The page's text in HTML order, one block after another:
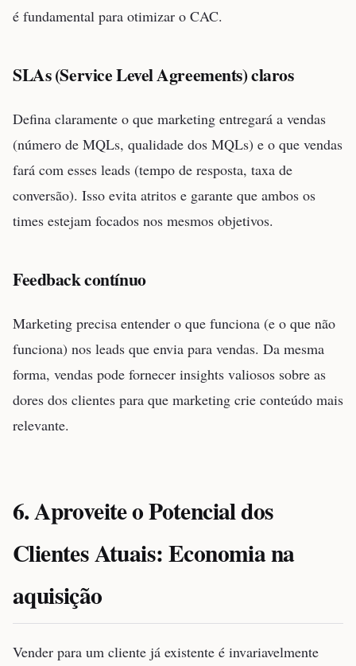
é fundamental para otimizar o CAC.
SLAs (Service Level Agreements) claros
Defina claramente o que marketing entregará a vendas
(número de MQLs, qualidade dos MQLs) e o que vendas
fará com esses leads (tempo de resposta, taxa de
conversão). Isso evita atritos e garante que ambos os
times estejam focados nos mesmos objetivos.
Feedback contínuo
Marketing precisa entender o que funciona (e o que não
funciona) nos leads que envia para vendas. Da mesma
forma, vendas pode fornecer insights valiosos sobre as
dores dos clientes para que marketing crie conteúdo mais
relevante.
6. Aproveite o Potencial dos
Clientes Atuais: Economia na
aquisição
Vender para um cliente já existente é invariavelmente